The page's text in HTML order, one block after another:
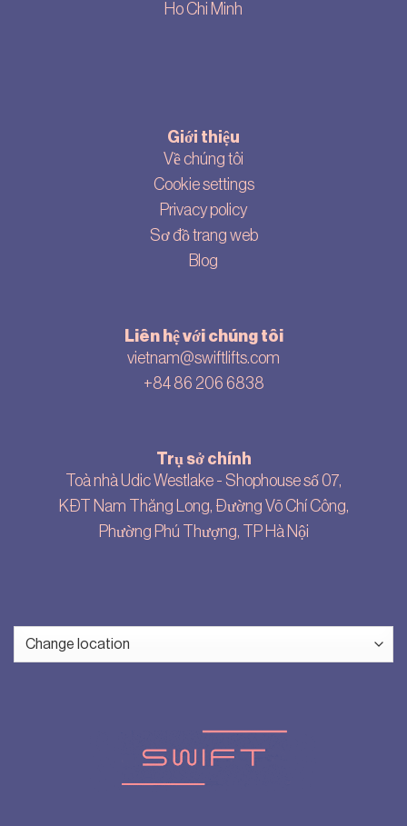
Ho Chi Minh
Giới thiệu
Về chúng tôi
Cookie settings
Privacy policy
Sơ đồ trang web
Blog
Liên hệ với chúng tôi
vietnam@swiftlifts.com
+84 86 206 6838
Trụ sở chính
Toà nhà Udic Westlake - Shophouse số 07,
KĐT Nam Thăng Long, Đường Võ Chí Công,
Phường Phú Thượng, TP Hà Nội